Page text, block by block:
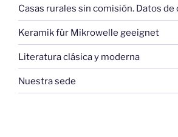
Casas rurales sin comisión. Datos de
Keramik für Mikrowelle geeignet
Literatura clásica y moderna
Nuestra sede